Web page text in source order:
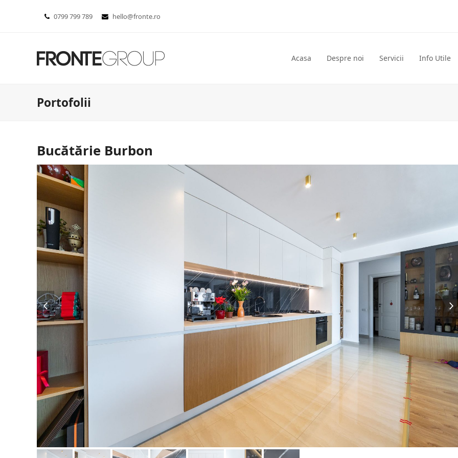
0799 799 789 hello@fronte.ro
Acasa Despre noi Servicii Info Utile
Portofolii
Bucătărie Burbon
previous
slide